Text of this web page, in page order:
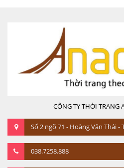
CÔNG TY THỜI TRANG
Số 2 ngõ 71 - Hoàng Văn Thái -
038.7258.888